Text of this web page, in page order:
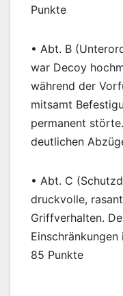
Punkte
• Abt. B
war Decoy
während der
mitsamt
permanent
deutlichen
• Abt. C
druckvolle,
Griffverhalten.
85 Punkte